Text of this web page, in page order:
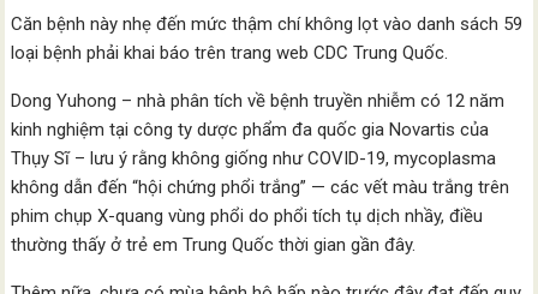
Căn bệnh này nhẹ đến mức thậm chí không lọt vào danh sách 59
loại bệnh phải khai báo trên trang web CDC Trung Quốc.
Dong Yuhong – nhà phân tích về bệnh truyền nhiễm có 12 năm
kinh nghiệm tại công ty dược phẩm đa quốc gia Novartis của
Thụy Sĩ – lưu ý rằng không giống như COVID-19, mycoplasma
không dẫn đến “hội chứng phổi trắng” — các vết màu trắng trên
phim chụp X-quang vùng phổi do phổi tích tụ dịch nhầy, điều
thường thấy ở trẻ em Trung Quốc thời gian gần đây.